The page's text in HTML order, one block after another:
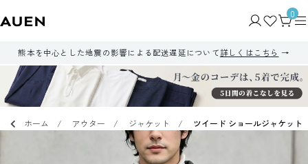
0
熊本を中心とした地震の影響による配送遅延について詳しくはこちら
ホーム アウター ジャケット ツイード ショールジャケット